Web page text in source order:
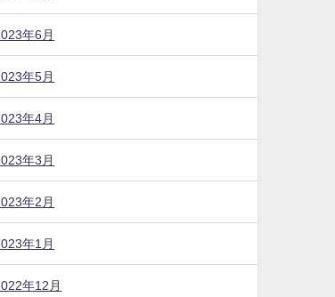
年6月
年5月
年4月
年3月
年2月
年1月
年12月